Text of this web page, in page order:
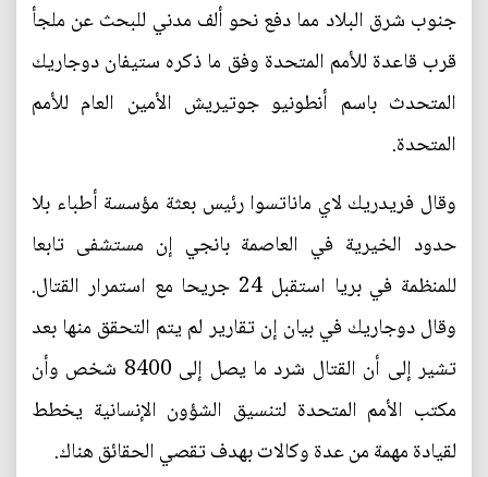
جنوب شرق البلاد مما دفع نحو ألف مدني للبحث عن ملجأ
قرب قاعدة للأمم المتحدة وفق ما ذكره ستيفان دوجاريك
المتحدث باسم أنطونيو جوتيريش الأمين العام للأمم
المتحدة.
وقال فريدريك لاي ماناتسوا رئيس بعثة مؤسسة أطباء بلا
حدود الخيرية في العاصمة بانجي إن مستشفى تابعا
للمنظمة في بريا استقبل 24 جريحا مع استمرار القتال.
وقال دوجاريك في بيان إن تقارير لم يتم التحقق منها بعد
تشير إلى أن القتال شرد ما يصل إلى 8400 شخص وأن
مكتب الأمم المتحدة لتنسيق الشؤون الإنسانية يخطط
لقيادة مهمة من عدة وكالات بهدف تقصي الحقائق هناك.